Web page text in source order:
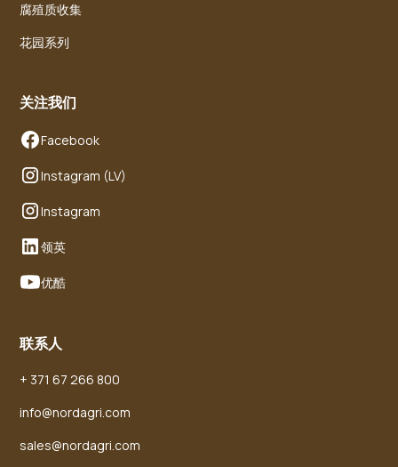
腐殖质收集
花园系列
关注我们
Facebook
Instagram (LV)
Instagram
领英
优酷
联系人
+ 371 67 266 800
info@nordagri.com
sales@nordagri.com